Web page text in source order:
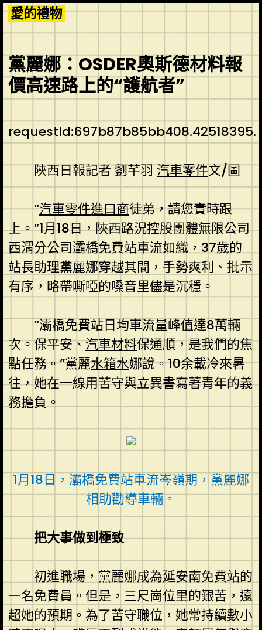
Skip
to
content
愛的禮物
黨麗娜：OSDER奧斯德材料報
價高速路上的“護航者”
requestId:697b87b85bb408.42518395.
陜西日報記者 劉芊羽汽車零件文/圖
“汽車零件進口商徒弟，請您實時跟
上。”1月18日，陜西路況控股團體無限公司
西渭分公司灞橋免費站車流如織，37歲的
站長助理黨麗娜穿越其間，手勢爽利、批示
有序，略帶嘶啞的嗓音里儘是沉穩。
“灞橋免費站日均車流量峰值達8萬輛
次。保平安、汽車材料保通順，是我們的焦
點任務。”黨麗水箱水娜說。10余載冷來暑
往，她在一線用苦守與立異書寫著青年的義
務擔負。
1月18日，灞橋免費站車流岑嶺期，黨麗娜
相助勸導車輛。
把大事做到極致
初進職場，黨麗娜成為延安南免費站的
一名免費員。但是，三尺崗位里的艱苦，遠
超她的預期。為了苦守職位，她常持續數小